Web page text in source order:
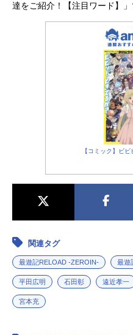
も、
ます
票す
26夏
気作
まで
ュア
情報
新番
秋ア
達をご紹介！【注目ワード】」
【コミック】ビ
関連タグ
最遊記RELOAD -ZEROIN- 最遊
平田広明 石田彰 遠近孝一
宮本充